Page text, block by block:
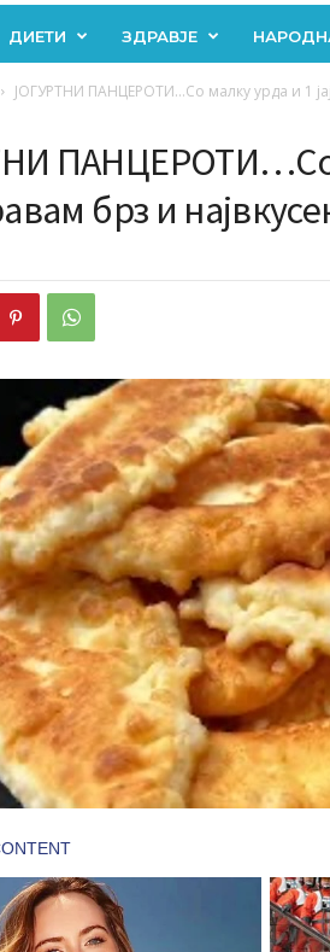
ДИЕТИ ЗДРАВЈЕ
ЈОГУРТНИ ПАНЦЕРОТИ…Со малку урда и 1
ПАНЦЕРОТИ…Со
брз и